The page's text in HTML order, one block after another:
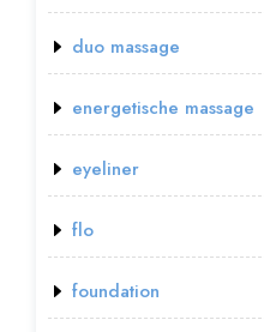
duo massage
energetische massage
eyeliner
flo
foundation